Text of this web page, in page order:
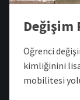
Değişim
Öğrenci
kimliğinini
mobilitesi